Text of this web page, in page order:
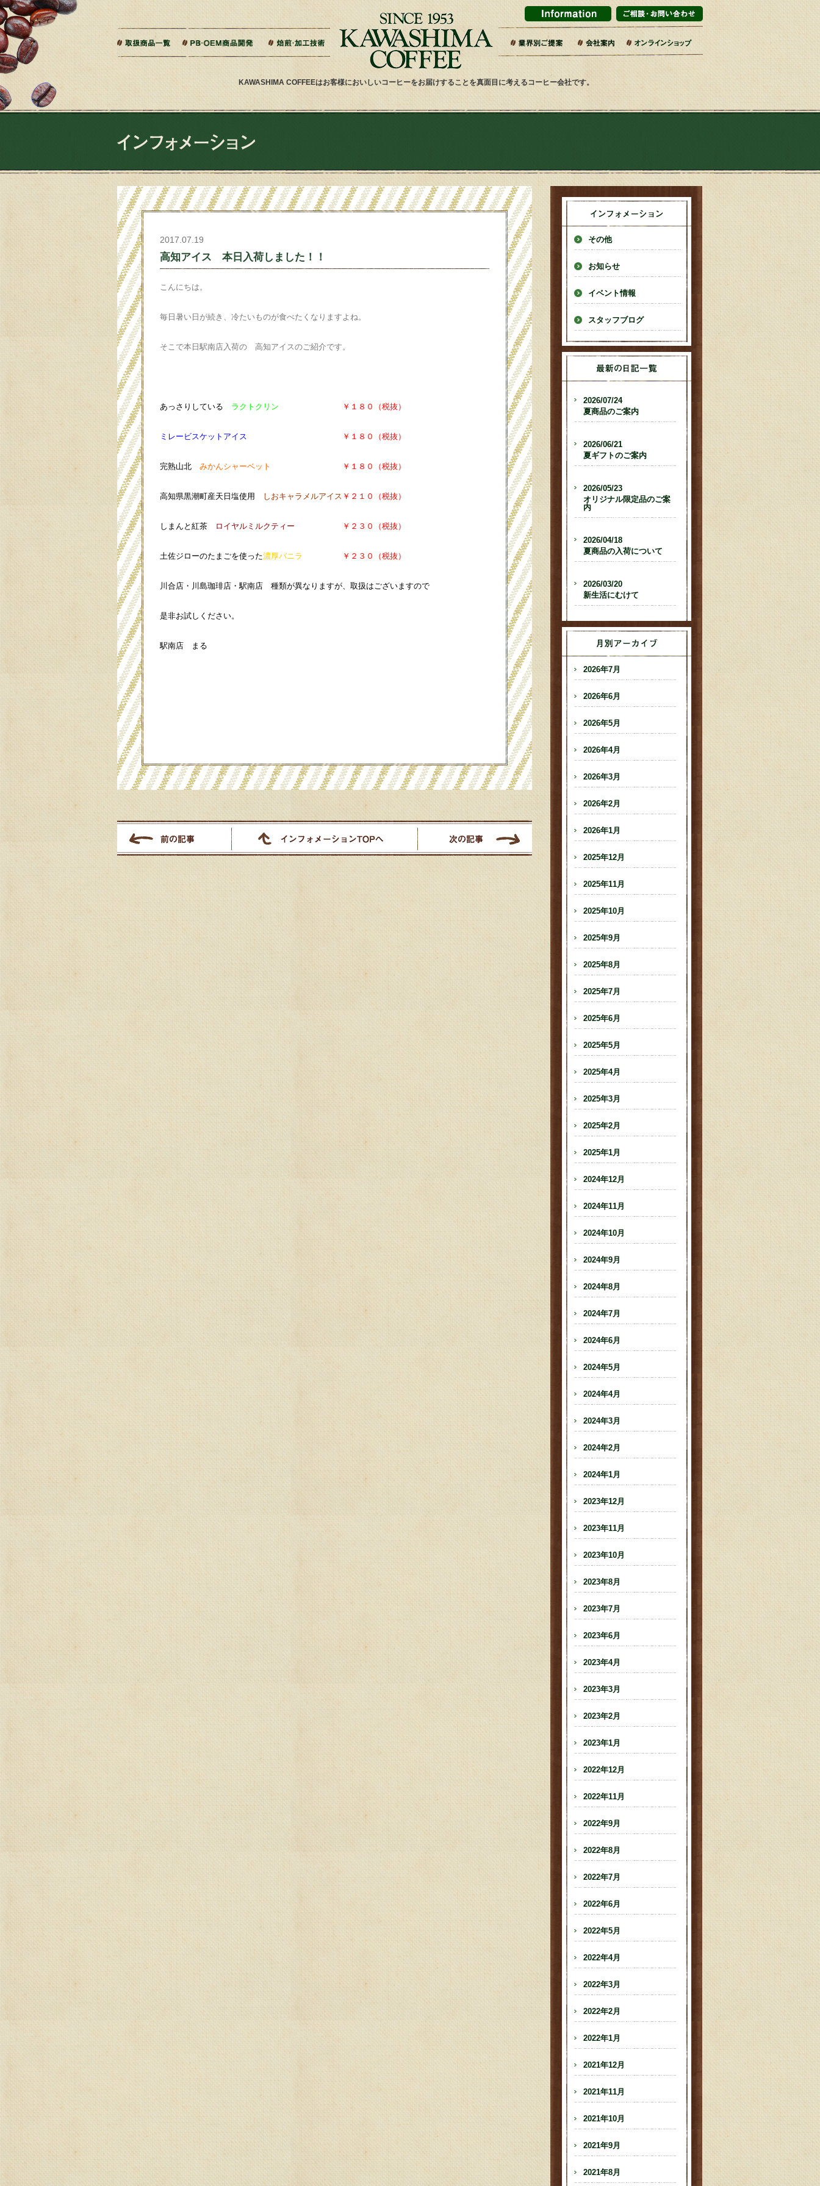
KAWASHIMA COFFEEはお客様においしいコーヒーをお届けすることを真面目に考えるコーヒー会社です。
ご相談から製造までの流れ
よくある質問
2017.07.19
高知アイス 本日入荷しました！！
こんにちは。
毎日暑い日が続き、冷たいものが食べたくなりますよね。
そこで本日駅南店入荷の 高知アイスのご紹介です。
あっさりしている ラクトクリン ￥１８０（税抜）
ミレービスケットアイス ￥１８０（税抜）
完熟山北 みかんシャーベット ￥１８０（税抜）
高知県黒潮町産天日塩使用 しおキャラメルアイス ￥２１０（税抜）
しまんと紅茶 ロイヤルミルクティー ￥２３０（税抜）
土佐ジローのたまごを使った濃厚バニラ ￥２３０（税抜）
川合店・川島珈琲店・駅南店 種類が異なりますが、取扱はございますので
是非お試しください。
駅南店 まる
その他
お知らせ
イベント情報
スタッフブログ
2026/07/24
夏商品のご案内
2026/06/21
夏ギフトのご案内
2026/05/23
オリジナル限定品のご案
内
2026/04/18
夏商品の入荷について
2026/03/20
新生活にむけて
2026年7月
2026年6月
2026年5月
2026年4月
2026年3月
2026年2月
2026年1月
2025年12月
2025年11月
2025年10月
2025年9月
2025年8月
2025年7月
2025年6月
2025年5月
2025年4月
2025年3月
2025年2月
2025年1月
2024年12月
2024年11月
2024年10月
2024年9月
2024年8月
2024年7月
2024年6月
2024年5月
2024年4月
2024年3月
2024年2月
2024年1月
2023年12月
2023年11月
2023年10月
2023年8月
2023年7月
2023年6月
2023年4月
2023年3月
2023年2月
2023年1月
2022年12月
2022年11月
2022年9月
2022年8月
2022年7月
2022年6月
2022年5月
2022年4月
2022年3月
2022年2月
2022年1月
2021年12月
2021年11月
2021年10月
2021年9月
2021年8月